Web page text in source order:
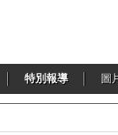
特別報導 圖